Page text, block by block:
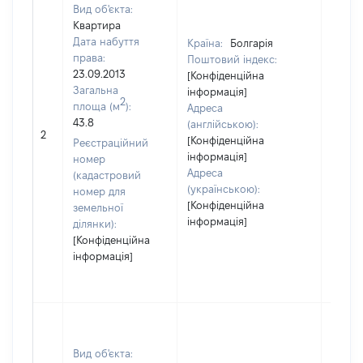
2
Вид об'єкта:
Квартира
Дата набуття
права:
23.09.2013
Загальна
площа (м2):
43.8
Реєстраційний
номер
(кадастровий
номер для
земельної
ділянки):
[Конфіденційна
інформація]
Країна:
Болгарія
Поштовий індекс:
[Конфіденційна
інформація]
Адреса
(англійською):
[Конфіденційна
інформація]
Адреса
(українською):
[Конфіденційна
інформація]
Вид об'єкта: